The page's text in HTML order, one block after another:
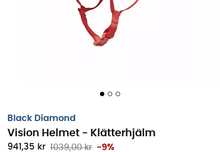
Black Diamond
Vision Helmet - Klätterhjälm
941,35 kr 1039,00 kr -9%